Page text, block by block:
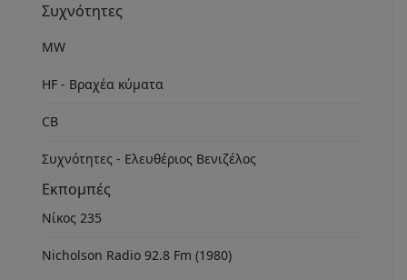
Συχνότητες
MW
HF - Βραχέα κύματα
CB
Συχνότητες - Ελευθέριος Βενιζέλος
Εκπομπές
Νίκος 235
Nicholson Radio 92.8 Fm (1980)